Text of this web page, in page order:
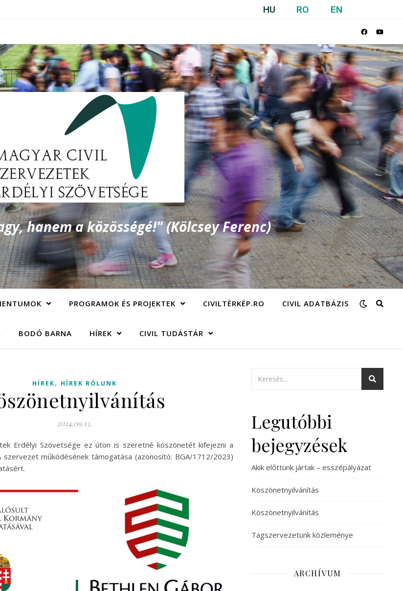
HU RO EN
hanem a közösségé!" (Kölcsey Ferenc)
PROGRAMOK ÉS PROJEKTEK CIVILTÉRKÉP.RO CIVIL ADATBÁZIS
BODÓ BARNA HÍREK CIVIL TUDÁSTÁR
HÍREK, HÍREK RÓLUNK
2024.09.13.
Erdélyi Szövetsége ez úton is szeretné köszönetét kifejezni a
szervezet működésének támogatása (azonosító: BGA/1712/2023)
Legutóbbi
bejegyzések
Akik előttünk jártak – esszépályázat
Köszönetnyilvánítás
Köszönetnyilvánítás
Tagszervezetünk közleménye
ARCHÍVUM